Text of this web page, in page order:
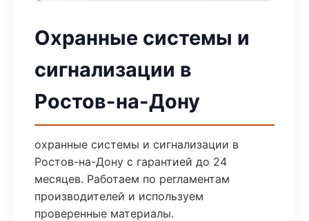
Охранные системы и
сигнализации в
Ростов-на-Дону
охранные системы и сигнализации в
Ростов-на-Дону с гарантией до 24
месяцев. Работаем по регламентам
производителей и используем
проверенные материалы.